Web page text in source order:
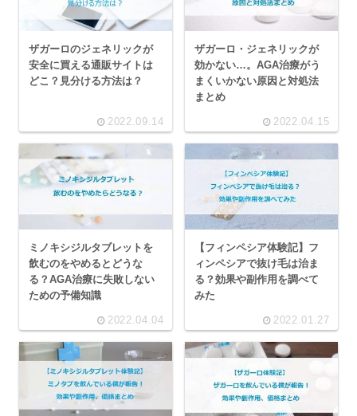
ザガーロのジェネリックが
安全に買える通販サイトは
どこ？見分ける方法は？
2022.09.14
ザガーロ・ジェネリックが
効かない…。AGA治療がう
まくいかない原因と対処法
まとめ
2022.04.15
ミノキシジルタブレットを
飲むのをやめるとどうな
る？AGA治療に失敗しない
ための予備知識
2022.04.04
【フィンペシア体験記】フ
ィンペシアで抜け毛は治ま
る？効果や副作用を調べて
みた
2022.01.27